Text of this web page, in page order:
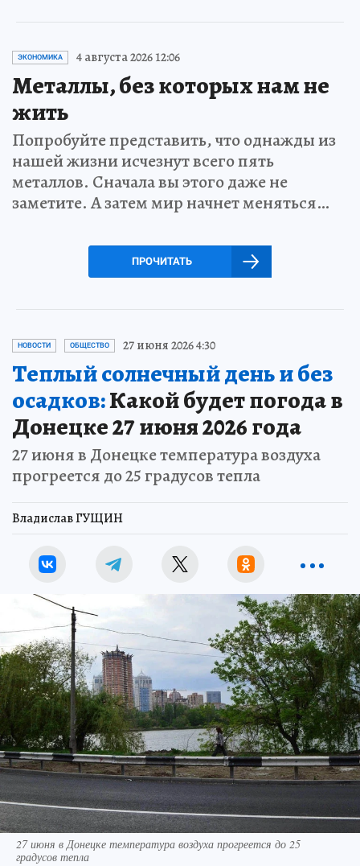
ЭКОНОМИКА 4 августа 2026 12:06
Металлы, без которых нам не
жить
Попробуйте представить, что однажды из
нашей жизни исчезнут всего пять
металлов. Сначала вы этого даже не
заметите. А затем мир начнет меняться…
ПРОЧИТАТЬ
НОВОСТИ ОБЩЕСТВО 27 июня 2026 4:30
Теплый солнечный день и без
осадков:Какой будет погода в
Донецке 27 июня 2026 года
27 июня в Донецке температура воздуха
прогреется до 25 градусов тепла
Владислав ГУЩИН
27 июня в Донецке температура воздуха прогреется до 25
градусов тепла